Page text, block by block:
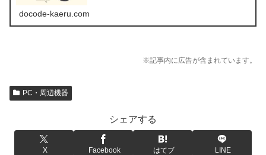
docode-kaeru.com
※記事内に広告が含まれています。
PC・周辺機器
シェアする
X Facebook はてブ LINE